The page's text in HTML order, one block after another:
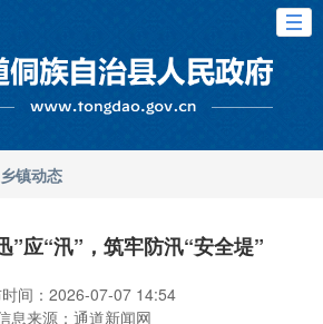
乡镇动态
”应“汛”，筑牢防汛“安全堤”
间：2026-07-07 14:54
息来源：通道新闻网